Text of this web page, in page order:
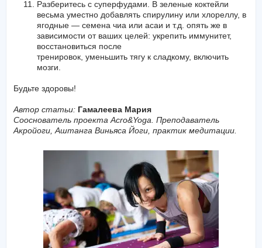
Разберитесь с суперфудами. В зеленые коктейли
весьма уместно добавлять спирулину или хлореллу, в
ягодные — семена чиа или асаи и т.д. опять же в
зависимости от ваших целей: укрепить иммунитет,
восстановиться после
тренировок, уменьшить тягу к сладкому, включить
мозги.
Будьте здоровы!
Автор статьи: Гамалеева Мария
Сооснователь проекта Acro&Yoga. Преподаватель
Акройоги, Аштанга Виньяса Йоги, практик медитации.